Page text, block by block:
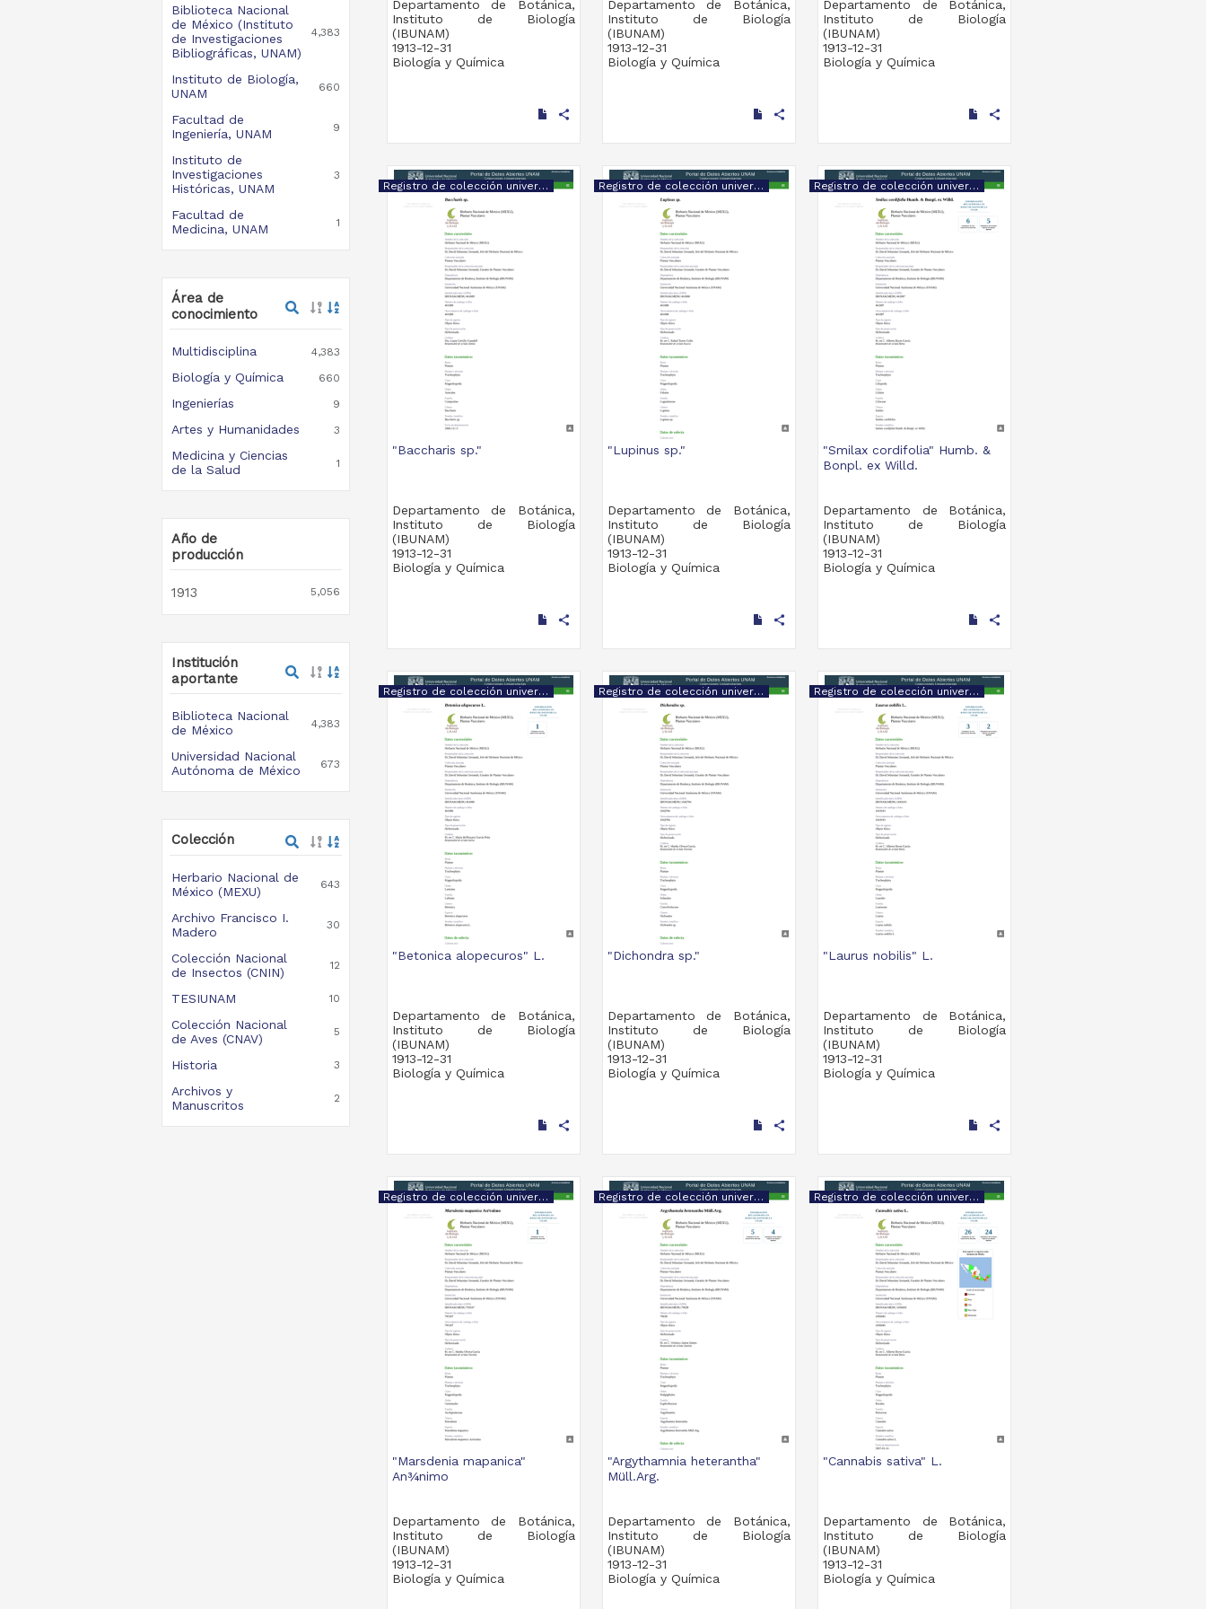
Biblioteca Nacional
de México (Instituto
de Investigaciones
Bibliográficas, UNAM)
4,383
Instituto de Biología,
UNAM
660
Facultad de
Ingeniería, UNAM
9
Instituto de
Investigaciones
Históricas, UNAM
3
Facultad de
Medicina, UNAM
1
Área de
conocimiento
Multidisciplina 4,383
Biología y Química 660
Ingenierías 9
Artes y Humanidades 3
Medicina y Ciencias
de la Salud
1
Año de
producción
1913 5,056
Institución
aportante
Biblioteca Nacional
de México
4,383
Universidad Nacional
Autónoma de México
673
Colección
Herbario Nacional de
México (MEXU)
643
Archivo Francisco I.
Madero
30
Colección Nacional
de Insectos (CNIN)
12
TESIUNAM 10
Colección Nacional
de Aves (CNAV)
5
Historia 3
Archivos y
Manuscritos
2
Departamento de Botánica,
Instituto de Biología
(IBUNAM)
1913-12-31
Biología y Química
share
Departamento de Botánica,
Instituto de Biología
(IBUNAM)
1913-12-31
Biología y Química
share
Departamento de Botánica,
Instituto de Biología
(IBUNAM)
1913-12-31
Biología y Química
share
Registro de colección universitaria
"Baccharis sp."
Departamento de Botánica,
Instituto de Biología
(IBUNAM)
1913-12-31
Biología y Química
share
Registro de colección universitaria
"Lupinus sp."
Departamento de Botánica,
Instituto de Biología
(IBUNAM)
1913-12-31
Biología y Química
share
Registro de colección universitaria
"Smilax cordifolia" Humb. &
Bonpl. ex Willd.
Departamento de Botánica,
Instituto de Biología
(IBUNAM)
1913-12-31
Biología y Química
share
Registro de colección universitaria
"Betonica alopecuros" L.
Departamento de Botánica,
Instituto de Biología
(IBUNAM)
1913-12-31
Biología y Química
share
Registro de colección universitaria
"Dichondra sp."
Departamento de Botánica,
Instituto de Biología
(IBUNAM)
1913-12-31
Biología y Química
share
Registro de colección universitaria
"Laurus nobilis" L.
Departamento de Botánica,
Instituto de Biología
(IBUNAM)
1913-12-31
Biología y Química
share
Registro de colección universitaria
"Marsdenia mapanica"
An¾nimo
Departamento de Botánica,
Instituto de Biología
(IBUNAM)
1913-12-31
Biología y Química
Registro de colección universitaria
"Argythamnia heterantha"
Müll.Arg.
Departamento de Botánica,
Instituto de Biología
(IBUNAM)
1913-12-31
Biología y Química
Registro de colección universitaria
"Cannabis sativa" L.
Departamento de Botánica,
Instituto de Biología
(IBUNAM)
1913-12-31
Biología y Química